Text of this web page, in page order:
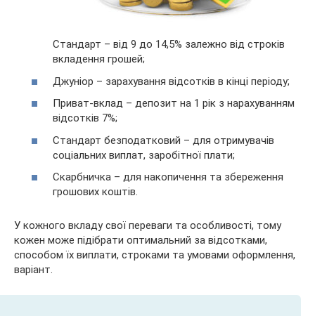
Стандарт – від 9 до 14,5% залежно від строків
вкладення грошей;
Джуніор – зарахування відсотків в кінці періоду;
Приват-вклад – депозит на 1 рік з нарахуванням
відсотків 7%;
Стандарт безподатковий – для отримувачів
соціальних виплат, заробітної плати;
Скарбничка – для накопичення та збереження
грошових коштів.
У кожного вкладу свої переваги та особливості, тому
кожен може підібрати оптимальний за відсотками,
способом їх виплати, строками та умовами оформлення,
варіант.